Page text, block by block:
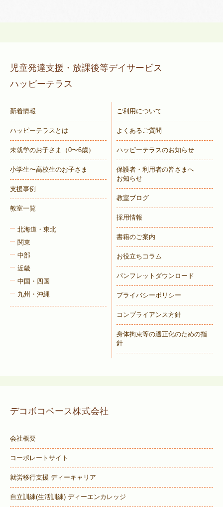
児童発達支援・放課後等デイサービス
ハッピーテラス
新着情報
ハッピーテラスとは
未就学のお子さま （0〜6歳）
小学生〜高校生のお子さま
支援事例
教室一覧
北海道・東北
関東
中部
近畿
中国・四国
九州・沖縄
ご利用について
よくあるご質問
ハッピーテラスのお知らせ
保護者・利用者の皆さまへ
お知らせ
教室ブログ
採用情報
書籍のご案内
お役立ちコラム
パンフレットダウンロード
プライバシーポリシー
コンプライアンス方針
身体拘束等の適正化のための指
針
デコボコベース株式会社
会社概要
コーポレートサイト
就労移行支援 ディーキャリア
自立訓練(生活訓練) ディーエンカレッジ